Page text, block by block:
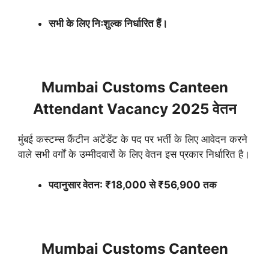
सभी के लिए निःशुल्क निर्धारित हैं।
Mumbai Customs Canteen
Attendant Vacancy 2025 वेतन
मुंबई कस्टम्स कैंटीन अटेंडेंट के पद पर भर्ती के लिए आवेदन करने
वाले सभी वर्गों के उम्मीदवारों के लिए वेतन इस प्रकार निर्धारित है।
पदानुसार वेतन: ₹18,000 से ₹56,900 तक
Mumbai Customs Canteen